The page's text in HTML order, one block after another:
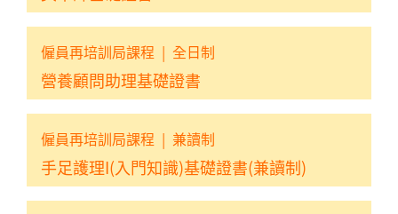
僱員再培訓局課程 | 全日制
營養顧問助理基礎證書
僱員再培訓局課程 | 兼讀制
手足護理I(入門知識)基礎證書(兼讀制)